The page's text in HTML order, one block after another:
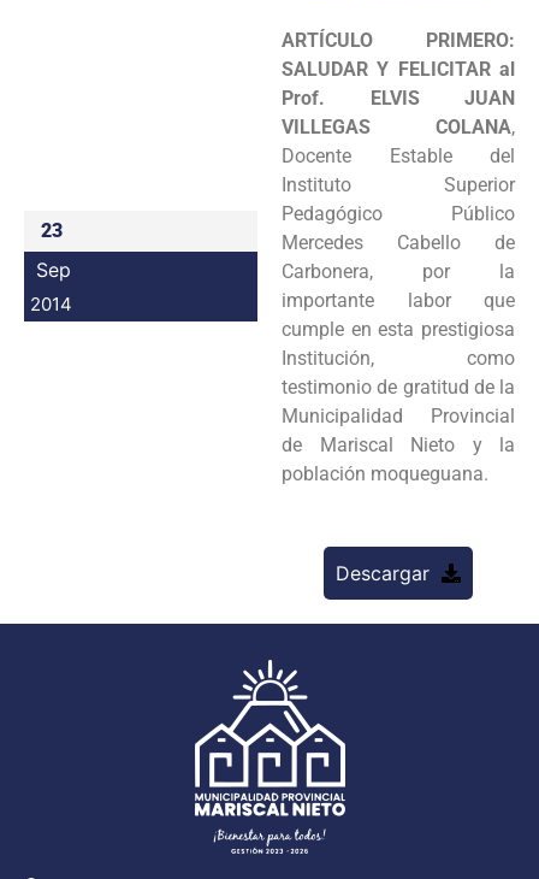
Programas
Intranet
23
Sep
2014
ARTÍCULO PRIMERO:
SALUDAR Y FELICITAR al
Prof. ELVIS JUAN
VILLEGAS COLANA,
Docente Estable del
Instituto Superior
Pedagógico Público
Mercedes Cabello de
Carbonera, por la
importante labor que
cumple en esta prestigiosa
Institución, como
testimonio de gratitud de la
Municipalidad Provincial
de Mariscal Nieto y la
población moqueguana.
Descargar